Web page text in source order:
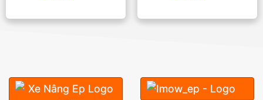
hạng55 sao
hạng55 sao